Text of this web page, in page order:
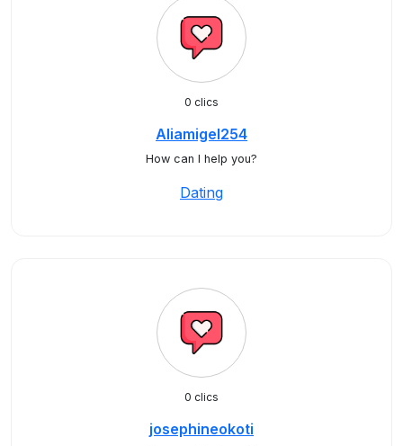
0 clics
Aliamigel254
How can I help you?
Dating
0 clics
josephineokoti